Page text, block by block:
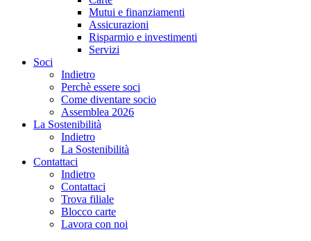
Mutui e finanziamenti
Assicurazioni
Risparmio e investimenti
Servizi
Soci
Indietro
Perchè essere soci
Come diventare socio
Assemblea 2026
La Sostenibilità
Indietro
La Sostenibilità
Contattaci
Indietro
Contattaci
Trova filiale
Blocco carte
Lavora con noi